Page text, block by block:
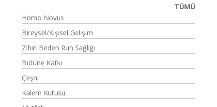
TÜMÜ
Homo Novus
Bireysel/Kişisel Gelişim
Zihin Beden Ruh Sağlığı
Bütüne Katkı
Çeşni
Kalem Kutusu